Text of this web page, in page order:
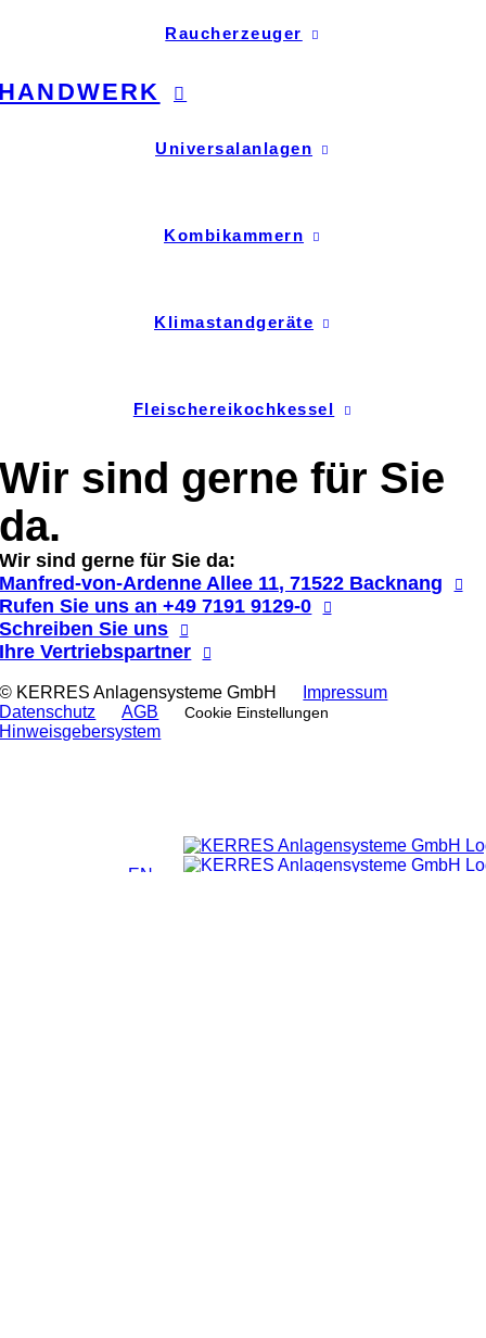
EN
Raucherzeuger
Universalanlagen
Kombikammern
Klimastandgeräte
Fleischereikochkessel
Wir sind gerne für Sie
da.
Wir sind gerne für Sie da:
Manfred-von-Ardenne Allee 11, 71522 Backnang
Rufen Sie uns an +49 7191 9129-0
Schreiben Sie uns
Ihre Vertriebspartner
© KERRES Anlagensysteme GmbH
Impressum
Datenschutz
AGB Cookie Einstellungen
Hinweis­gebersystem